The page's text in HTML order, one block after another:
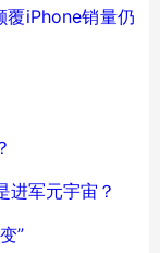
覆iPhone销量仍
进军元宇宙？
”